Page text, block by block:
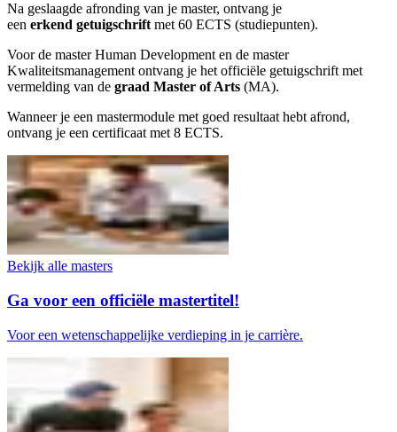
Na geslaagde afronding van je master, ontvang je
een erkend getuigschrift met 60 ECTS (studiepunten).
Voor de master Human Development en de master
Kwaliteitsmanagement ontvang je het officiële getuigschrift met
vermelding van de graad Master of Arts (MA).
Wanneer je een mastermodule met goed resultaat hebt afrond,
ontvang je een certificaat met 8 ECTS.
Bekijk alle masters
Ga voor een officiële mastertitel!
Voor een wetenschappelijke verdieping in je carrière.